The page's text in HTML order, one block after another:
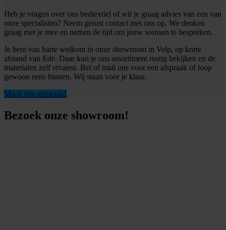
Heb je vragen over ons bedtextiel of wil je graag advies van een van
onze specialisten? Neem gerust contact met ons op. We denken
graag met je mee en nemen de tijd om jouw wensen te bespreken.
Je bent van harte welkom in onze showroom in Velp, op korte
afstand van Ede. Daar kun je ons assortiment rustig bekijken en de
materialen zelf ervaren. Bel of mail ons voor een afspraak of loop
gewoon eens binnen. Wij staan voor je klaar.
Maak een afspraak!
Bezoek onze showroom!